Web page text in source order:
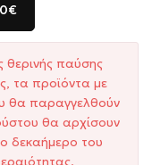
θερινής παύσης
τα προϊόντα με
θα παραγγελθούν
θα αρχίσουν
δεκαήμερο του